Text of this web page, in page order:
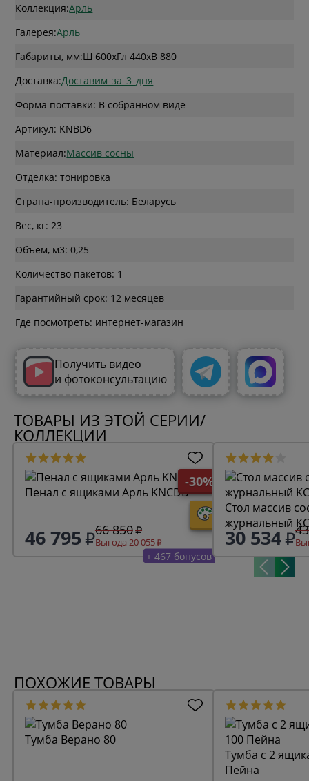
Коллекция:Арль
Галерея:Арль
Габариты, мм:Ш 600xГл 440xВ 880
Доставка:Доставим_за_3_дня
Форма поставки: В собранном виде
Артикул: KNBD6
Материал:Массив сосны
Отделка: тонировка
Страна-производитель: Беларусь
Вес, кг: 23
Объем, м3: 0,25
Количество пакетов: 1
Гарантийный срок: 12 месяцев
Где посмотреть: интернет-магазин
Получить видео
и фотоконсультацию
ТОВАРЫ ИЗ ЭТОЙ СЕРИИ/
КОЛЛЕКЦИИ
-30%
Пенал с ящиками Арль KNCDB
46 795 66 850
Выгода 20 055
+ 467 бонусов
Стол массив
журнальный
30 534
ПОХОЖИЕ ТОВАРЫ
Тумба Верано 80
Тумба с 2
Пейна